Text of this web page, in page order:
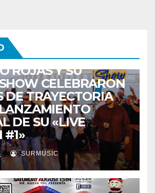
ZULIA
ROJAS Y SU
CELEBRARON
DE TRAYECTORIA
DE SU «LIVE
#1»
SURMUSIC